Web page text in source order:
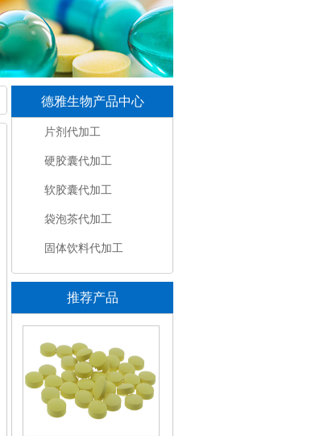
德雅生物产品中心
片剂代加工
硬胶囊代加工
软胶囊代加工
袋泡茶代加工
固体饮料代加工
推荐产品